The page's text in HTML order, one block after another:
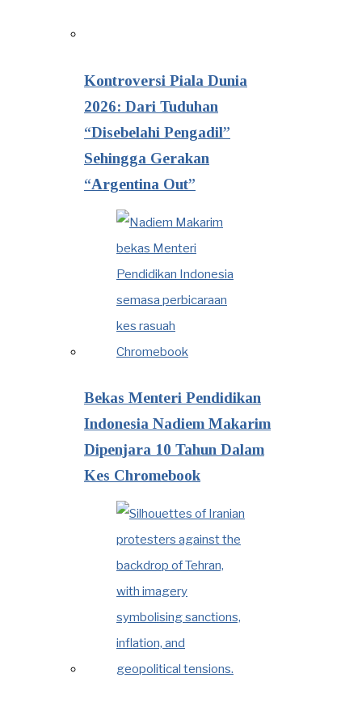
Kontroversi Piala Dunia
2026: Dari Tuduhan
“Disebelahi Pengadil”
Sehingga Gerakan
“Argentina Out”
Bekas Menteri Pendidikan
Indonesia Nadiem Makarim
Dipenjara 10 Tahun Dalam
Kes Chromebook